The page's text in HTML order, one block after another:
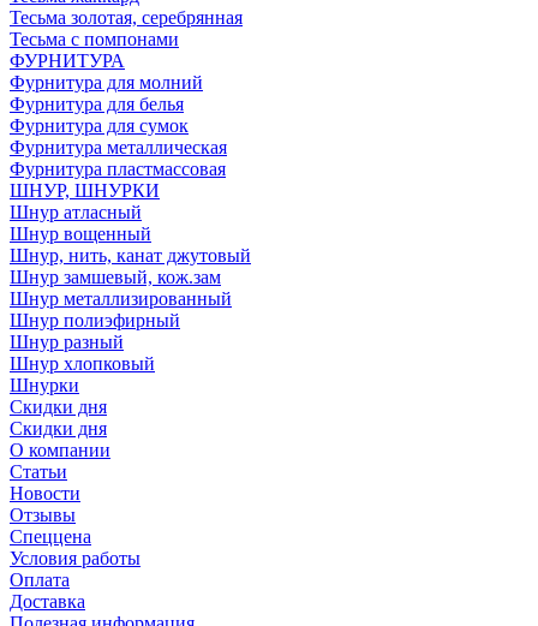
Тесьма золотая, серебрянная
Тесьма с помпонами
ФУРНИТУРА
Фурнитура для молний
Фурнитура для белья
Фурнитура для сумок
Фурнитура металлическая
Фурнитура пластмассовая
ШНУР, ШНУРКИ
Шнур атласный
Шнур вощенный
Шнур, нить, канат джутовый
Шнур замшевый, кож.зам
Шнур металлизированный
Шнур полиэфирный
Шнур разный
Шнур хлопковый
Шнурки
Скидки дня
Скидки дня
О компании
Статьи
Новости
Отзывы
Спеццена
Условия работы
Оплата
Доставка